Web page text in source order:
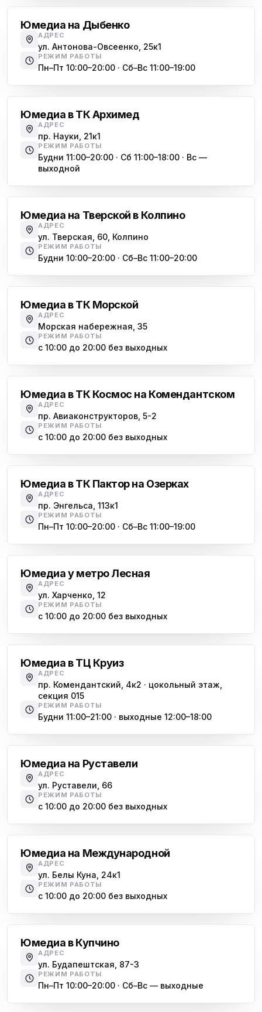
ю ул. Белы Куна, 24к1
ю
Юмедиа в Купчино
ул. Будапештская, 87-3
Юмедиа Сервис в Колпино
ю
Юмедиа во Всеволожске
пр. Христиновский 28, Всеволожск
Юмедиа на Дыбенко
АДРЕС
ул. Антонова-Овсеенко, 25к1
РЕЖИМ РАБОТЫ
Пн–Пт 10:00–20:00 · Сб–Вс 11:00–19:00
Юмедиа в ТК Архимед
АДРЕС
пр. Науки, 21к1
РЕЖИМ РАБОТЫ
Будни 11:00–20:00 · Сб 11:00–18:00 · Вс —
выходной
Юмедиа на Тверской в Колпино
АДРЕС
ул. Тверская, 60, Колпино
РЕЖИМ РАБОТЫ
Будни 10:00–20:00 · Сб–Вс 11:00–20:00
Юмедиа в ТК Морской
АДРЕС
Морская набережная, 35
РЕЖИМ РАБОТЫ
с 10:00 до 20:00 без выходных
Юмедиа в ТК Космос на Комендантском
АДРЕС
пр. Авиаконструкторов, 5-2
РЕЖИМ РАБОТЫ
с 10:00 до 20:00 без выходных
Юмедиа в ТК Пактор на Озерках
АДРЕС
пр. Энгельса, 113к1
РЕЖИМ РАБОТЫ
Пн–Пт 10:00–20:00 · Сб–Вс 11:00–19:00
Юмедиа у метро Лесная
АДРЕС
ул. Харченко, 12
РЕЖИМ РАБОТЫ
с 10:00 до 20:00 без выходных
Юмедиа в ТЦ Круиз
АДРЕС
пр. Комендантский, 4к2 · цокольный этаж,
секция 015
РЕЖИМ РАБОТЫ
Будни 11:00–21:00 · выходные 12:00–18:00
Юмедиа на Руставели
АДРЕС
ул. Руставели, 66
РЕЖИМ РАБОТЫ
с 10:00 до 20:00 без выходных
Юмедиа на Международной
АДРЕС
ул. Белы Куна, 24к1
РЕЖИМ РАБОТЫ
с 10:00 до 20:00 без выходных
Юмедиа в Купчино
АДРЕС
ул. Будапештская, 87-3
РЕЖИМ РАБОТЫ
Пн–Пт 10:00–20:00 · Сб–Вс — выходные